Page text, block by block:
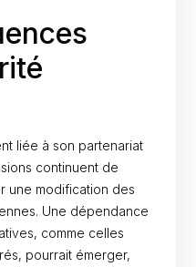
liée à son partenariat
continuent de
une modification des
Une dépendance
comme celles
pourrait émerger,